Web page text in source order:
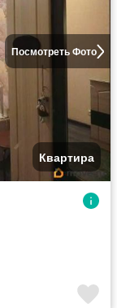
Посмотреть Фото
Квартира